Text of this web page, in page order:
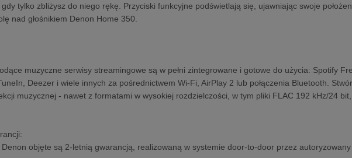
tylko zbliżysz do niego rękę. Przyciski funkcyjne podświetlają się, ujawniając swoje
nad głośnikiem Denon Home 350.
muzyczne serwisy streamingowe są w pełni zintegrowane i gotowe do użycia: Spotify
Deezer i wiele innych za pośrednictwem Wi-Fi, AirPlay 2 lub połączenia Bluetooth.
muzycznej - nawet z formatami w wysokiej rozdzielczości, w tym pliki FLAC 192 kHz/24 bit,
objęte są 2-letnią gwarancją, realizowaną w systemie door-to-door przez autoryzowany